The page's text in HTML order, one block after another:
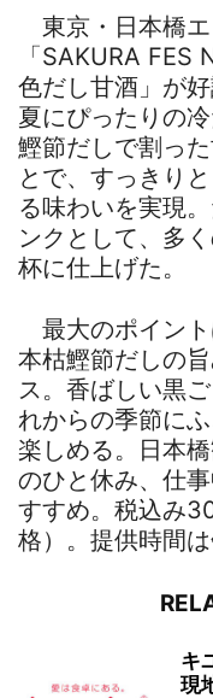
東京・日本橋
「SAKURA
色だし甘酒」が
夏にぴったりの
鰹節だしで割っ
とで、すっきり
る味わいを実現
ンクとして、多
杯に仕上げた。
最大のポイント
本枯鰹節だしの
ス。香ばしい黒
れからの季節に
楽しめる。日本
のひと休み、仕
すすめ。税込み
格）。提供時間は
キ
現